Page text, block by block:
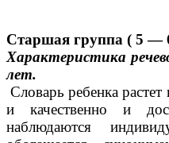
Старшая группа ( 5 —
Характеристика
лет.
Словарь ребенка
и качественно и
наблюдаются